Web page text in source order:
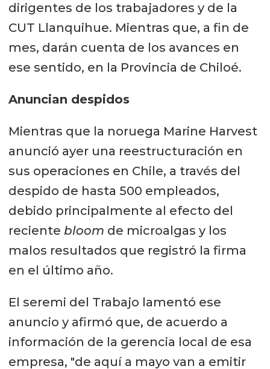
dirigentes de los trabajadores y de la
CUT Llanquihue. Mientras que, a fin de
mes, darán cuenta de los avances en
ese sentido, en la Provincia de Chiloé.
Anuncian despidos
Mientras que la noruega Marine Harvest
anunció ayer una reestructuración en
sus operaciones en Chile, a través del
despido de hasta 500 empleados,
debido principalmente al efecto del
reciente bloom de microalgas y los
malos resultados que registró la firma
en el último año.
El seremi del Trabajo lamentó ese
anuncio y afirmó que, de acuerdo a
información de la gerencia local de esa
empresa, "de aquí a mayo van a emitir